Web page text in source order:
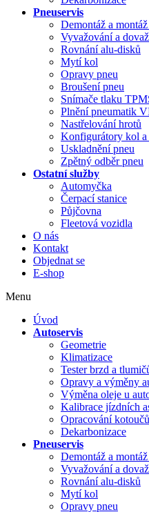
Pneuservis
Demontáž a
Vyvažování a
Rovnání alu-disků
Mytí kol
Opravy pneu
Broušení pneu
Snímače tlaku
Plnění pneumatik
Nastřelování hrotů
Konfigurátory kol a
Uskladnění pneu
Zpětný odběr pneu
Ostatní služby
Automyčka
Čerpací stanice
Půjčovna
Fleetová vozidla
O nás
Kontakt
Objednat se
E-shop
Menu
Úvod
Autoservis
Geometrie
Klimatizace
Tester brzd a
Opravy a výměny
Výměna oleje u
Kalibrace jízdních
Opracování kotoučů
Dekarbonizace
Pneuservis
Demontáž a
Vyvažování a
Rovnání alu-disků
Mytí kol
Opravy pneu